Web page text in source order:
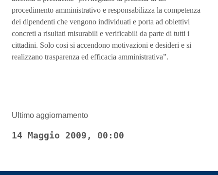
procedimento amministrativo e responsabilizza la competenza
dei dipendenti che vengono individuati e porta ad obiettivi
concreti a risultati misurabili e verificabili da parte di tutti i
cittadini. Solo cosi si accendono motivazioni e desideri e si
realizzano trasparenza ed efficacia amministrativa”.
Ultimo aggiornamento
14 Maggio 2009, 00:00